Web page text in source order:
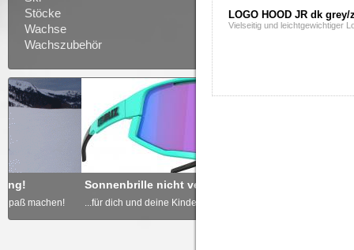
Stöcke
Wachse
Wachszubehör
Sonnenbrille nicht vergessen
...für dich und deine Kinder!
LOGO HOOD JR dk grey/
Vielseitig und leichtgewichtiger